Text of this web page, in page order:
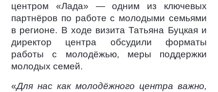
центром «Лада» — одним из ключевых
партнёров по работе с молодыми семьями
в регионе. В ходе визита Татьяна Буцкая и
директор центра обсудили форматы
работы с молодёжью, меры поддержки
молодых семей.
«Для нас как молодёжного центра важно,